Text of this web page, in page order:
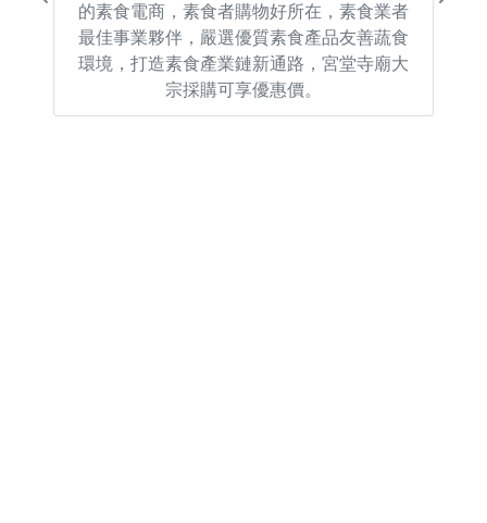
的素食電商，素食者購物好所在，素食業者
最佳事業夥伴，嚴選優質素食產品友善蔬食
環境，打造素食產業鏈新通路，宮堂寺廟大
宗採購可享優惠價。